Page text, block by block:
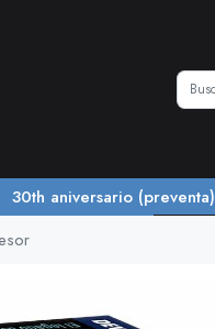
30th aniversario (preventa)